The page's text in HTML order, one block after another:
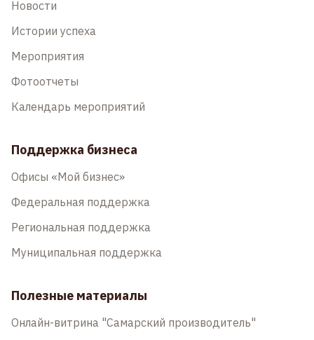
Новости
Истории успеха
Мероприятия
Фотоотчеты
Календарь мероприятий
Поддержка бизнеса
Офисы «Мой бизнес»
Федеральная поддержка
Региональная поддержка
Муниципальная поддержка
Полезные материалы
Онлайн-витрина "Самарский производитель"